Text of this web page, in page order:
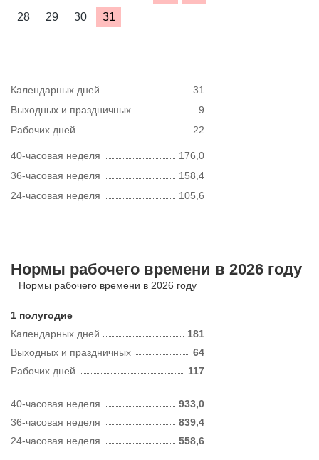
28
29 30 31
Календарных дней
31
Выходных и праздничных
9
Рабочих дней
22
40-часовая неделя
176,0
36-часовая неделя
158,4
24-часовая неделя
105,6
Нормы рабочего времени в 2026 году
Нормы рабочего времени в 2026 году
1 полугодие
Календарных дней
181
Рабочих дней 117
Выходных и праздничных 64
40-часовая неделя
933,0
36-часовая неделя
839,4
24-часовая неделя
558,6